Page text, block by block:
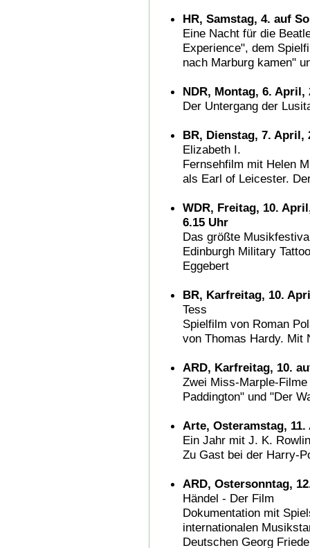
HR, Samstag, 4. auf
Eine Nacht für die
Experience", dem
nach Marburg kamen"
NDR, Montag, 6. April,
Der Untergang der
BR, Dienstag, 7. April,
Elizabeth I.
Fernsehfilm mit Helen
als Earl of Leicester.
WDR, Freitag, 10.
6.15 Uhr
Das größte
Edinburgh Military
Eggebert
BR, Karfreitag, 10.
Tess
Spielfilm von Roman
von Thomas Hardy. Mit
ARD, Karfreitag, 10.
Zwei Miss-Marple-
Paddington" und "Der
Arte, Osteramstag,
Ein Jahr mit J. K.
Zu Gast bei der Harry-
ARD, Ostersonntag,
Händel - Der Film
Dokumentation mit
internationalen
Deutschen Georg